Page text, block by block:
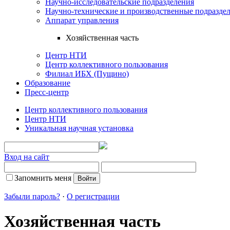
Научно-технические и производственные
Аппарат управления
Хозяйственная часть
Центр НТИ
Центр коллективного пользования
Филиал ИБХ (Пущино)
Образование
Пресс-центр
Центр коллективного пользования
Центр НТИ
Уникальная научная установка
Вход на сайт
Запомнить меня
Забыли пароль? · О регистрации
Хозяйственная часть